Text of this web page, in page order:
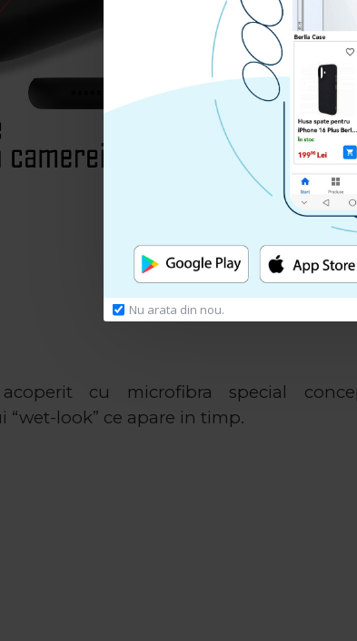
Nu arata din nou.
cu microfibra special
look” ce apare in timp.